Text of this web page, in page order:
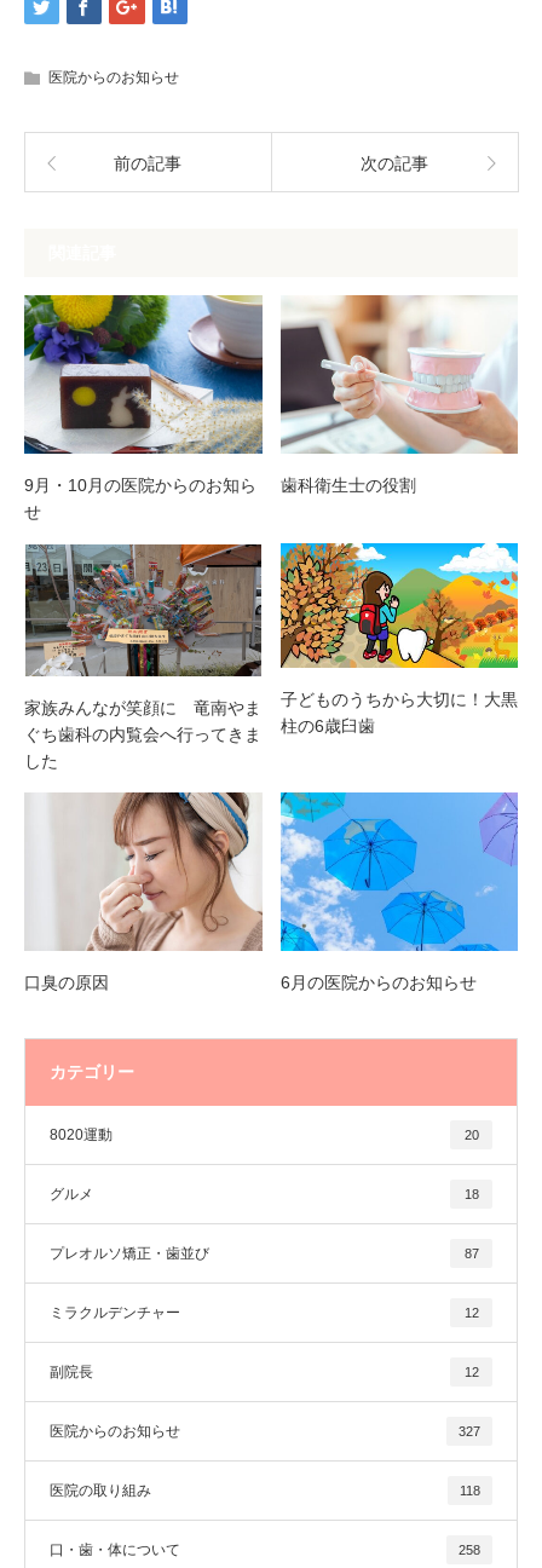
医院からのお知らせ
前の記事 次の記事
9月・10月の医院からのお知ら
せ
歯科衛生士の役割
家族みんなが笑顔に 竜南やま
ぐち歯科の内覧会へ行ってきま
した
子どものうちから大切に！大黒
柱の6歳臼歯
口臭の原因 6月の医院からのお知らせ
カテゴリー
8020運動 20
グルメ 18
プレオルソ矯正・歯並び 87
ミラクルデンチャー 12
副院長 12
医院からのお知らせ 327
医院の取り組み 118
口・歯・体について 258